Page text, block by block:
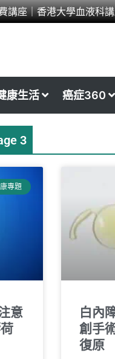
講座｜香港大學血液科
康生活 癌症360
3
專題
意
白內
創手
復原